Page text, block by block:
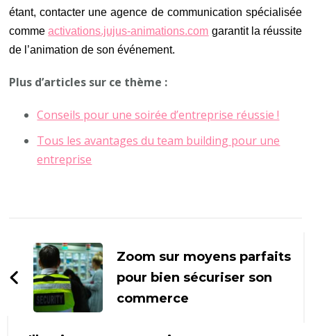
étant, contacter une agence de communication spécialisée
commeactivations.jujus-animations.com garantit la réussite
de l’animation de son événement.
Plus d’articles sur ce thème :
Conseils pour une soirée d’entreprise réussie !
Tous les avantages du team building pour une
entreprise
d'article
Zoom sur moyens parfaits
pour bien sécuriser son
commerce